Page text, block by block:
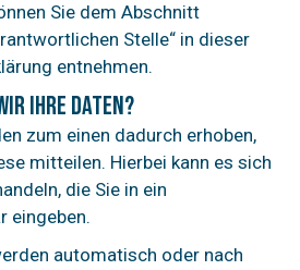
Sie dem Abschnitt
Stelle“ in dieser
entnehmen.
Ihre Daten?
zum einen dadurch erhoben,
mitteilen. Hierbei kann es sich
die Sie in ein
eingeben.
automatisch oder nach